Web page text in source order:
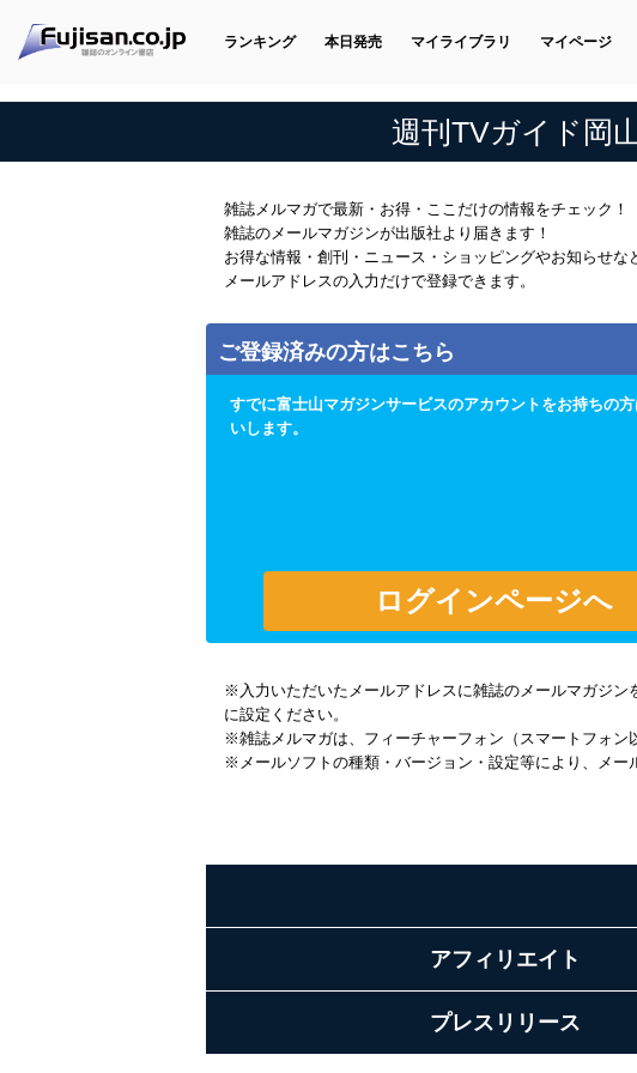
ランキング 本日発売 マイライブラリ マイページ
週刊TVガイド岡
雑誌メルマガで最新・お得・ここだけの情報をチェック！
雑誌のメールマガジンが出版社より届きます！
お得な情報・創刊・ニュース・ショッピングやお知らせな
メールアドレスの入力だけで登録できます。
ご登録済みの方はこちら
すでに富士山マガジンサービスのアカウントをお持ちの
いします。
※入力いただいたメールアドレスに雑誌のメールマガジン
に設定ください。
※雑誌メルマガは、フィーチャーフォン（スマートフォン
※メールソフトの種類・バージョン・設定等により、メ
アフィリエイト
プレスリリース